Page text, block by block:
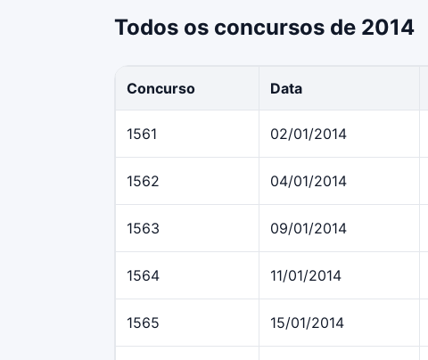
Todos os concursos de 2014
Concurso Data
1561 02/01/2014
1562 04/01/2014
1563 09/01/2014
1564 11/01/2014
1565 15/01/2014